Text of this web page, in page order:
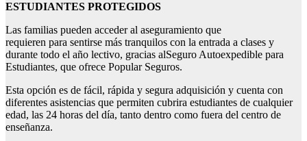
ESTUDIANTES PROTEGIDOS
Las familias pueden acceder al aseguramiento que
requieren para sentirse más tranquilos con la entrada a clases y
durante todo el año lectivo, gracias alSeguro Autoexpedible para
Estudiantes, que ofrece Popular Seguros.
Esta opción es de fácil, rápida y segura adquisición y cuenta con
diferentes asistencias que permiten cubrira estudiantes de cualquier
edad, las 24 horas del día, tanto dentro como fuera del centro de
enseñanza.